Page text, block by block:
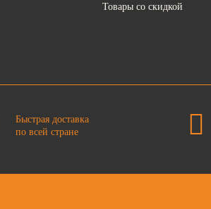
Товары со скидкой
Быстрая доставка
по всей стране